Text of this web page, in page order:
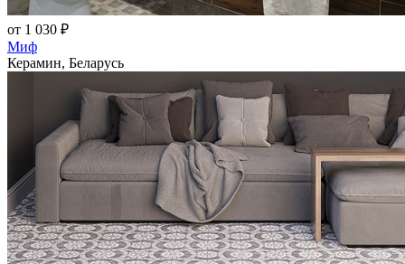
от 1 030 ₽
Миф
Керамин, Беларусь